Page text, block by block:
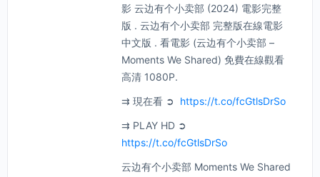
影 云边有个小卖部 (2024) 電影完整
版 . 云边有个小卖部 完整版在線電影
中文版 . 看電影 (云边有个小卖部 –
Moments We Shared) 免費在線觀看
高清 1080P.
⇉ 現在看 ➲ https://t.co/fcGtlsDrSo
⇉ PLAY HD ➲
https://t.co/fcGtlsDrSo
云边有个小卖部 Moments We Shared